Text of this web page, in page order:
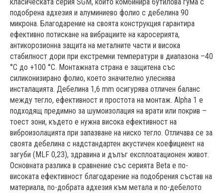
подобрена адхезия и алуминиево фолио с дебелина 90
микрона. Благодарение на своята конструкция гарантира
ефективно потискане на вибрациите на каросерията,
антикорозионна защита на металните части и висока
стабилност дори при екстремни температури в диапазона –40
°C до +100 °C. Монтажната страна е защитена със
силиконизирано фолио, което значително улеснява
инсталацията. Дебелина 1,6 mm осигурява отличен баланс
между тегло, ефективност и простота на монтаж. Alpha 1 е
подходящ предимно за шумоизолация на врати или покрив –
тоест зони, където е нужна висока ефективност на
виброизолацията при запазване на ниско тегло. Отличава се за
своята дебелина с надстандартен акустичен коефициент на
загуби (MLF 0,23), здравина и дълъг експлоатационен живот.
Основната разлика в сравнение със серията Beta е по-
високата ефективност благодарение на подобрения състав на
материала, по-добрата адхезия към метала и по-дебелото